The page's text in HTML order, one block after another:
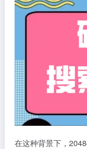
在这种背景下，2048